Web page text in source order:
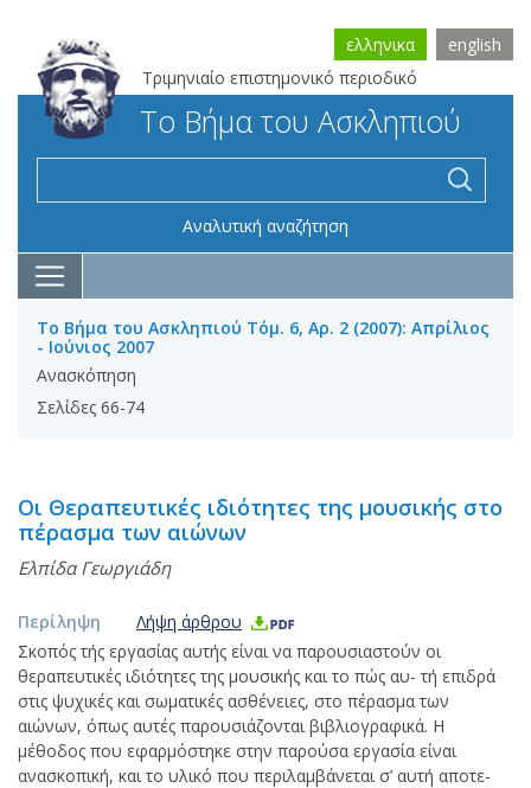
Τριμηνιαίο επιστημονικό περιοδικό
ελληνικα english
Το Βήμα του Ασκληπιού
Αναλυτική αναζήτηση
Το Βήμα του Ασκληπιού Τόμ. 6, Αρ. 2 (2007): Απρίλιος
- Ιούνιος 2007
Ανασκόπηση
Σελίδες 66-74
Οι Θεραπευτικές ιδιότητες της μουσικής στο
πέρασμα των αιώνων
Ελπίδα Γεωργιάδη
Περίληψη
Λήψη άρθρου
Σκοπός τής εργασίας αυτής είναι να παρουσιαστούν οι
θεραπευτικές ιδιότητες της μουσικής και το πώς αυ- τή επιδρά
στις ψυχικές και σωματικές ασθένειες, στο πέρασμα των
αιώνων, όπως αυτές παρουσιάζονται βιβλιογραφικά. Η
μέθοδος που εφαρμόστηκε στην παρούσα εργασία είναι
ανασκοπική, και το υλικό που περιλαμβάνεται σ’ αυτή αποτε-